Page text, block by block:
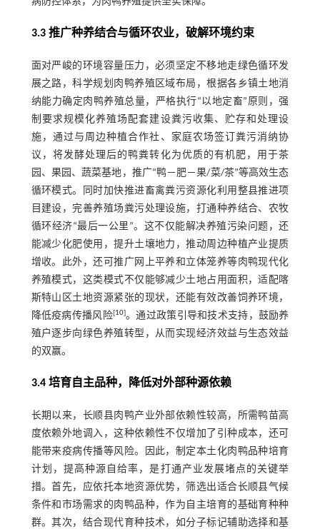
3.3 推广种养结合与循环农业，破解环境约束
面对严峻的环境容量压力，必须坚定不移地走绿色循环发
展之路，科学规划肉鸭养殖区域布局，根据各乡镇土地消
纳能力确定肉鸭养殖总量，严格执行“以地定畜”原则，强
制要求规模化养殖场配套建设粪污收集、贮存和处理设
施，通过与周边种植合作社、家庭农场签订粪污消纳协
议，将发酵处理后的鸭粪转化为优质的有机肥，用于茶
园、果园、蔬菜基地，推广“鸭－肥－果/菜/茶”等高效生态
循环模式。同时加快推进畜禽粪污资源化利用整县推进项
目建设，完善养殖场粪污处理设施，打通种养结合、农牧
循环经济“最后一公里”。这不仅能解决养殖污染问题，还
能减少化肥使用，提升土壤地力，推动周边种植产业提质
增收。此外，还可推广网上平养和立体笼养等肉鸭现代化
养殖模式，这类模式不仅能够减少土地占用面积，适配喀
斯特山区土地资源紧张的现状，还能有效改善饲养环境，
降低疫病传播风险[10]。通过政策引导和技术支持，鼓励养
殖户逐步向绿色养殖转型，从而实现经济效益与生态效益
的双赢。
3.4 培育自主品种，降低对外部种源依赖
长期以来，长顺县肉鸭产业外部依赖性较高，所需鸭苗高
度依赖外地调入，这种依赖性不仅增加了引种成本，还可
能带来疫病传播等风险。因此，制定本土化肉鸭品种培育
计划，提高种源自给率，是打通产业发展堵点的关键举
措。首先，应依托本地资源优势，筛选出适合长顺县气候
条件和市场需求的肉鸭品种，作为自主培育的基础育种种
群。其次，结合现代育种技术，如分子标记辅助选择和基